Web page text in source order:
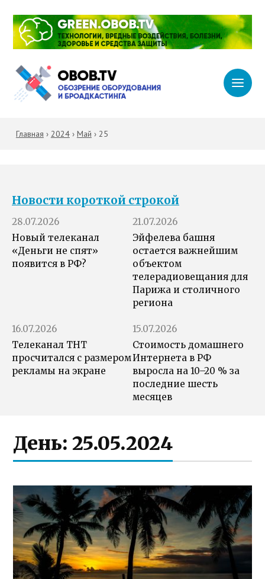
Главная › 2024› Май › 25
Новости короткой строкой
28.07.2026
Новый телеканал
«Деньги не спят»
появится в РФ?
21.07.2026
Эйфелева башня
остается важнейшим
объектом
телерадиовещания для
Парижа и столичного
региона
16.07.2026
Телеканал ТНТ
просчитался с размером
рекламы на экране
15.07.2026
Стоимость домашнего
Интернета в РФ
выросла на 10–20 % за
последние шесть
месяцев
День:25.05.2024